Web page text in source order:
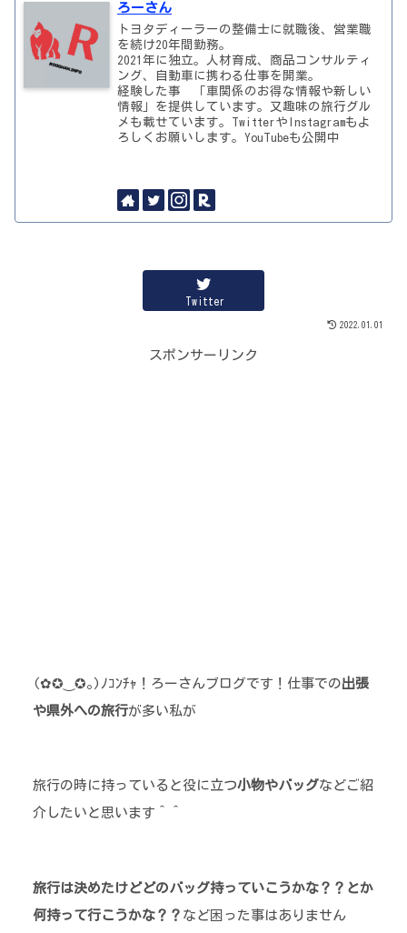
ろーさん
トヨタディーラーの整備士に就職後、営業職
を続け20年間勤務。
2021年に独立。人材育成、商品コンサルティ
ング、自動車に携わる仕事を開業。
経験した事 「車関係のお得な情報や新しい
情報」を提供しています。又趣味の旅行グル
メも載せています。TwitterやInstagramもよ
ろしくお願いします。YouTubeも公開中
Twitter
2022.01.01
スポンサーリンク
(✿✪‿✪｡)ﾉｺﾝﾁｬ！ろーさんブログです！仕事での出張
や県外への旅行が多い私が
旅行の時に持っていると役に立つ小物やバッグなどご紹
介したいと思います＾＾
旅行は決めたけどどのバッグ持っていこうかな？？とか
何持って行こうかな？？ など困った事はありません